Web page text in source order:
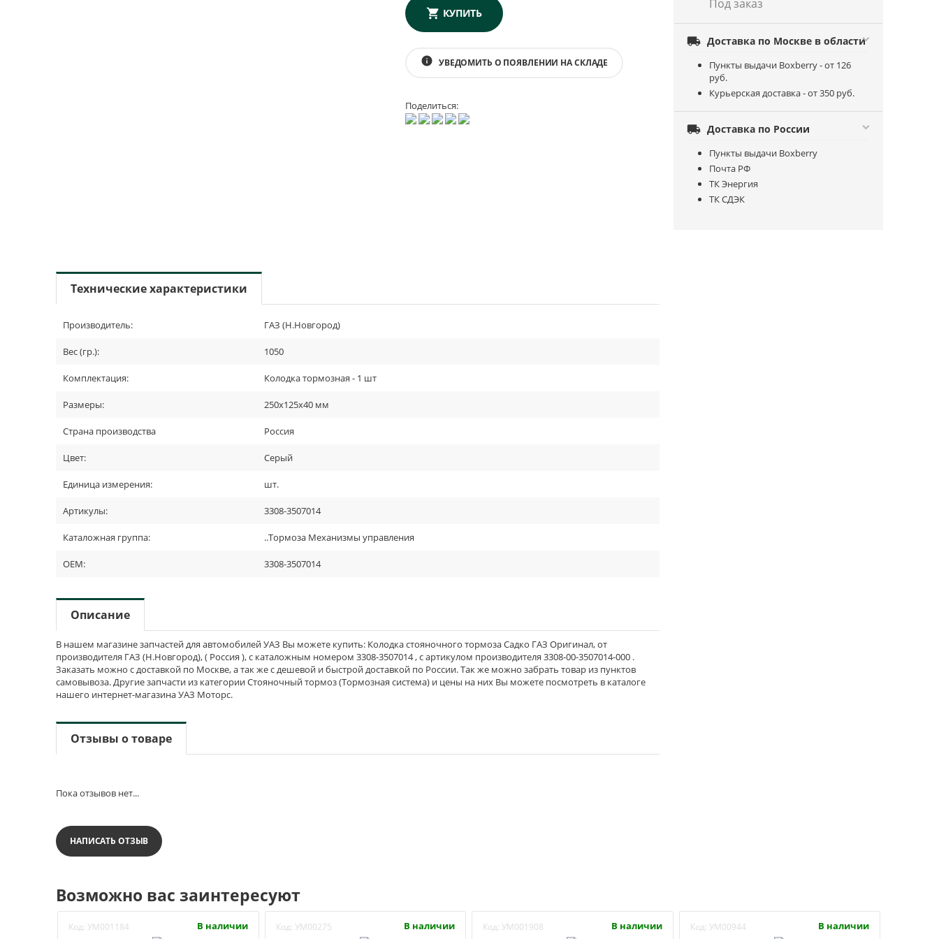
КУПИТЬ
info УВЕДОМИТЬ О ПОЯВЛЕНИИ НА СКЛАДЕ
Поделиться:
Под заказ
 Доставка по Москве в области
Пункты выдачи Boxberry - от 126
руб.
Курьерская доставка - от 350 руб.
 Доставка по России
Пункты выдачи Boxberry
Почта РФ
ТК Энергия
ТК СДЭК
Технические характеристики
Производитель: ГАЗ (Н.Новгород)
Вес (гр.): 1050
Комплектация: Колодка тормозная - 1 шт
Размеры: 250x125x40 мм
Страна производства Россия
Цвет: Серый
Единица измерения: шт.
Артикулы: 3308-3507014
Каталожная группа: ..Тормоза Механизмы управления
OEM: 3308-3507014
Описание
В нашем магазине запчастей для автомобилей УАЗ Вы можете купить: Колодка стояночного тормоза Садко ГАЗ Оригинал, от
производителя ГАЗ (Н.Новгород), ( Россия ), с каталожным номером 3308-3507014 , с артикулом производителя 3308-00-3507014-000 .
Заказать можно с доставкой по Москве, а так же с дешевой и быстрой доставкой по России. Так же можно забрать товар из пунктов
самовывоза. Другие запчасти из категории Стояночный тормоз (Тормозная система) и цены на них Вы можете посмотреть в каталоге
нашего интернет-магазина УАЗ Моторс.
Отзывы о товаре
Пока отзывов нет...
НАПИСАТЬ ОТЗЫВ
Возможно вас заинтересуют
Код: УМ001184 В наличии Код: УМ00275 В наличии Код: УМ001908 В наличии Код: УМ00944 В наличии